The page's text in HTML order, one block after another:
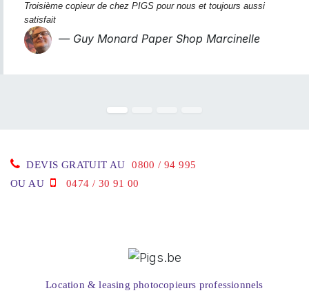
Troisième copieur de chez PIGS pour nous et toujours aussi
satisfait
— Guy Monard Paper Shop Marcinelle
DEVIS GRATUIT AU
0800 / 94 995
OU AU
0474 / 30 91 00
Location & leasing photocopieurs professionnels